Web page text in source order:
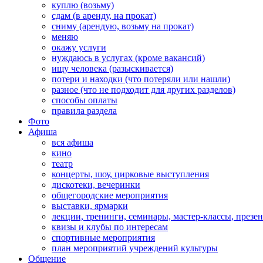
куплю (возьму)
сдам (в аренду, на прокат)
сниму (арендую, возьму на прокат)
меняю
окажу услуги
нуждаюсь в услугах (кроме вакансий)
ищу человека (разыскивается)
потери и находки (что потеряли или нашли)
разное (что не подходит для других разделов)
способы оплаты
правила раздела
Фото
Афиша
вся афиша
кино
театр
концерты, шоу, цирковые выступления
дискотеки, вечеринки
общегородские мероприятия
выставки, ярмарки
лекции, тренинги, семинары, мастер-классы,
квизы и клубы по интересам
спортивные мероприятия
план мероприятий учреждений культуры
Общение